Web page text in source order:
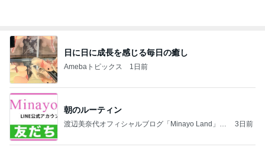
日に日に成長を感じる毎日の癒し
Amebaトピックス 1日前
朝のルーティン
渡辺美奈代オフィシャルブログ「Minayo Land」P
3日前